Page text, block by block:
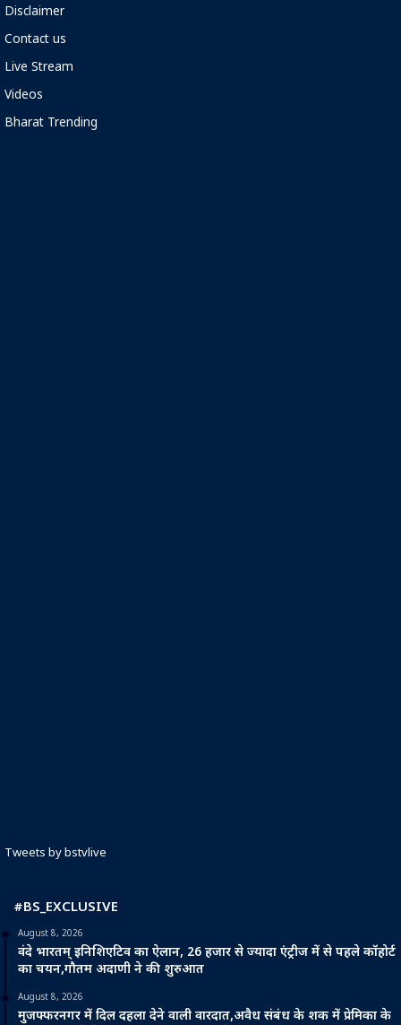
Disclaimer
Contact us
Live Stream
Videos
Bharat Trending
Tweets by bstvlive
#BS_EXCLUSIVE
August 8, 2026
वंदे भारतम् इनिशिएटिव का ऐलान, 26 हजार से ज्यादा एंट्रीज में से पहले कॉहोर्ट
का चयन,गौतम अदाणी ने की शुरुआत
August 8, 2026
मुजफ्फरनगर में दिल दहला देने वाली वारदात,अवैध संबंध के शक में प्रेमिका के